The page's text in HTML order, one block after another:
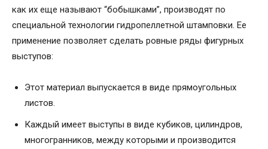
как их еще называют “бобышками”, производят по
специальной технологии гидропеллетной штамповки. Ее
применение позволяет сделать ровные ряды фигурных
выступов:
Этот материал выпускается в виде прямоугольных
листов.
Каждый имеет выступы в виде кубиков, цилиндров,
многогранников, между которыми и производится